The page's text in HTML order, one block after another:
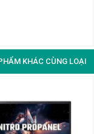
KHÁC CÙNG LOẠI